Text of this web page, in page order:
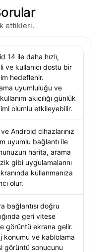
ettikleri.
14 ile daha hızlı,
ve kullanıcı dostu bir
hedeflenir.
uyumluluğu ve
akıcılığı günlük
olumlu etkileyebilir.
Android cihazlarınız
uyumlu bağlantı ile
harita, arama
gibi uygulamalarını
kullanmanıza
olur.
bağlantısı doğru
geri vitese
görüntü ekrana gelir.
konumu ve kablolama
görüntü sonucunu